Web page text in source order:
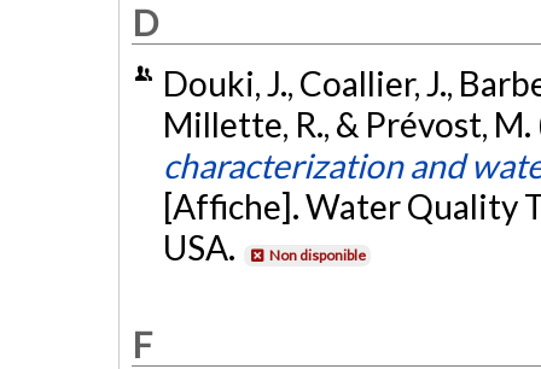
D
Douki, J., Coallier, J.,
Millette, R., & Prévost,
characterization and
[Affiche]. Water Quality
USA.
Non disponible
F